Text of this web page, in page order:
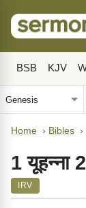
BSB KJV
Home › Bibles ›
1 यूहन्ना 2
IRV